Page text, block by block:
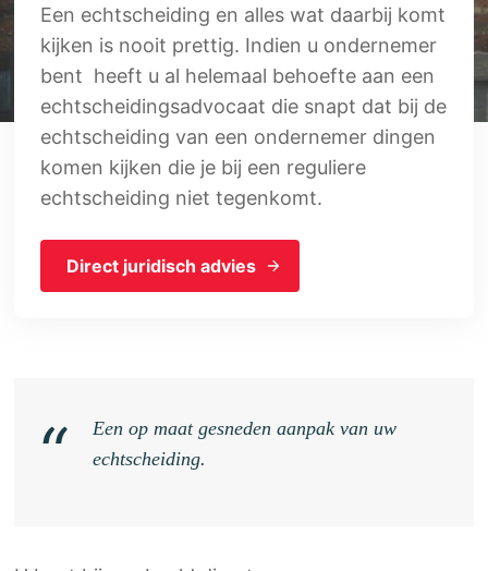
Een echtscheiding en alles wat daarbij komt
kijken is nooit prettig. Indien u ondernemer
bent heeft u al helemaal behoefte aan een
echtscheidingsadvocaat die snapt dat bij de
echtscheiding van een ondernemer dingen
komen kijken die je bij een reguliere
echtscheiding niet tegenkomt.
Direct juridisch advies
Een op maat gesneden aanpak van uw
echtscheiding.